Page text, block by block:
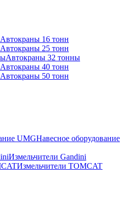
Автокраны 16 тонн
Автокраны 25 тонн
Автокраны 32 тонны
Автокраны 40 тонн
Автокраны 50 тонн
Навесное оборудование
Измельчители Gandini
Измельчители TOMCAT